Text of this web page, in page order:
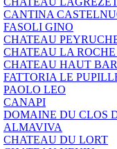
CANTINA
FASOLI GINO
CHATEAU
CHATEAU LA ROCHE
CHATEAU HAUT
FATTORIA LE
PAOLO LEO
CANAPI
DOMAINE DU CLOS
ALMAVIVA
CHATEAU DU LORT